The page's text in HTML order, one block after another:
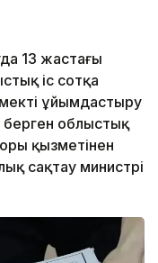
13 жастағы
іс сотқа
ұйымдастыру
берген облыстық
қызметінен
сақтау министрі